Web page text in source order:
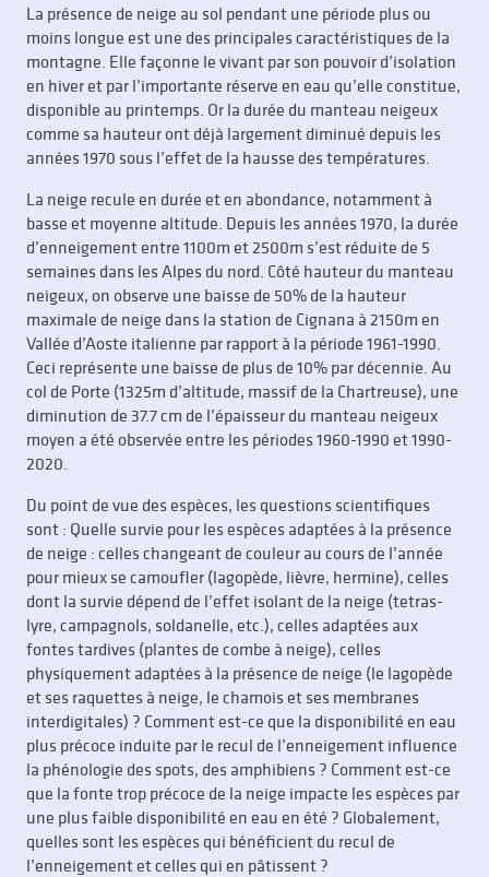
La présence de neige au sol pendant une période plus ou
moins longue est une des principales caractéristiques de la
montagne. Elle façonne le vivant par son pouvoir d’isolation
en hiver et par l’importante réserve en eau qu’elle constitue,
disponible au printemps. Or la durée du manteau neigeux
comme sa hauteur ont déjà largement diminué depuis les
années 1970 sous l’effet de la hausse des températures.
La neige recule en durée et en abondance, notamment à
basse et moyenne altitude. Depuis les années 1970, la durée
d’enneigement entre 1100m et 2500m s’est réduite de 5
semaines dans les Alpes du nord. Côté hauteur du manteau
neigeux, on observe une baisse de 50% de la hauteur
maximale de neige dans la station de Cignana à 2150m en
Vallée d’Aoste italienne par rapport à la période 1961-1990.
Ceci représente une baisse de plus de 10% par décennie. Au
col de Porte (1325m d’altitude, massif de la Chartreuse), une
diminution de 37.7 cm de l’épaisseur du manteau neigeux
moyen a été observée entre les périodes 1960-1990 et 1990-
2020.
Du point de vue des espèces, les questions scientifiques
sont : Quelle survie pour les espèces adaptées à la présence
de neige : celles changeant de couleur au cours de l’année
pour mieux se camoufler (lagopède, lièvre, hermine), celles
dont la survie dépend de l’effet isolant de la neige (tetras-
lyre, campagnols, soldanelle, etc.), celles adaptées aux
fontes tardives (plantes de combe à neige), celles
physiquement adaptées à la présence de neige (le lagopède
et ses raquettes à neige, le chamois et ses membranes
interdigitales) ? Comment est-ce que la disponibilité en eau
plus précoce induite par le recul de l’enneigement influence
la phénologie des spots, des amphibiens ? Comment est-ce
que la fonte trop précoce de la neige impacte les espèces par
une plus faible disponibilité en eau en été ? Globalement,
quelles sont les espèces qui bénéficient du recul de
l’enneigement et celles qui en pâtissent ?